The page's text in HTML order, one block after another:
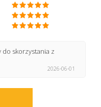
do skorzystania z
2026-06-01